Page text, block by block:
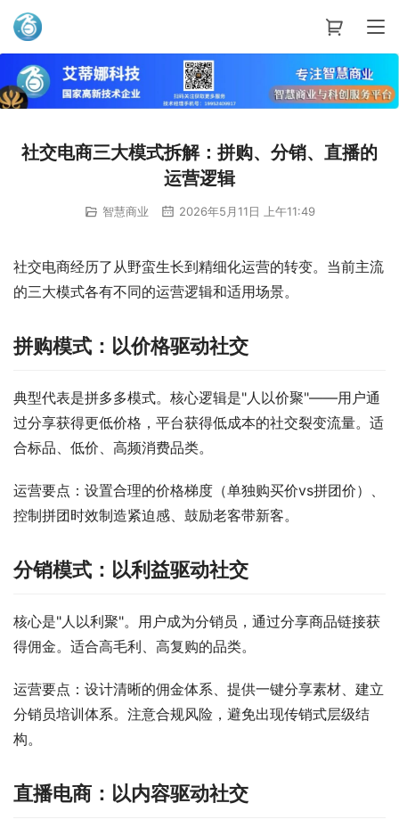
艾蒂娜科技
社交电商三大模式拆解：拼购、分销、直播的
运营逻辑
智慧商业 2026年5月11日 上午11:49
社交电商经历了从野蛮生长到精细化运营的转变。当前主流
的三大模式各有不同的运营逻辑和适用场景。
拼购模式：以价格驱动社交
典型代表是拼多多模式。核心逻辑是"人以价聚"——用户通
过分享获得更低价格，平台获得低成本的社交裂变流量。适
合标品、低价、高频消费品类。
运营要点：设置合理的价格梯度（单独购买价vs拼团价）、
控制拼团时效制造紧迫感、鼓励老客带新客。
分销模式：以利益驱动社交
核心是"人以利聚"。用户成为分销员，通过分享商品链接获
得佣金。适合高毛利、高复购的品类。
运营要点：设计清晰的佣金体系、提供一键分享素材、建立
分销员培训体系。注意合规风险，避免出现传销式层级结
构。
直播电商：以内容驱动社交